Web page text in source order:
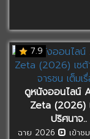
7.9
ดูหนังออนไลน์
Zeta (2026)
ปริศนาจ..
ฉาย 2026 เข้าช